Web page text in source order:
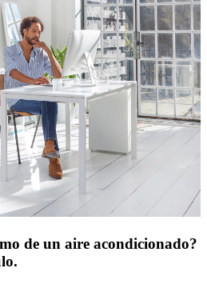
de un aire acondicionado?